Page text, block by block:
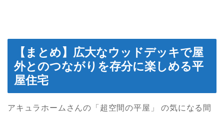
【まとめ】広大なウッドデッキで屋
外とのつながりを存分に楽しめる平
屋住宅
アキュラホームさんの「超空間の平屋」 の気になる間